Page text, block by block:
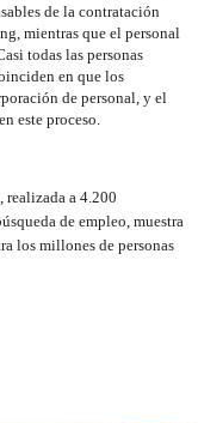
de la contratación
mientras que el personal
todas las personas
en que los
de personal, y el
este proceso.
realizada a 4.200
de empleo, muestra
los millones de personas